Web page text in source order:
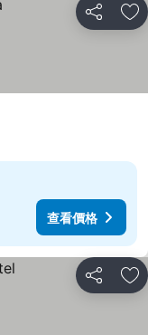
分享 加
查看價格
分享 加